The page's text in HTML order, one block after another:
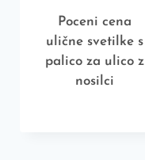
Poceni cena
ulične svetilke s
palico za ulico z
nosilci